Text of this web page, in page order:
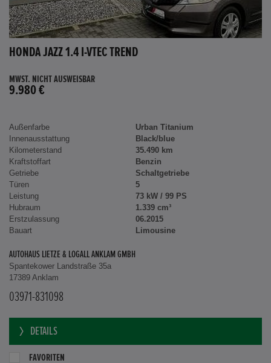
HONDA JAZZ 1.4 I-VTEC TREND
MWST. NICHT AUSWEISBAR
9.980 €
Außenfarbe
Urban Titanium
Innenausstattung
Black/blue
Kilometerstand
35.490 km
Kraftstoffart
Benzin
Getriebe
Schaltgetriebe
Türen
5
Leistung
73 kW / 99 PS
Hubraum
1.339 cm³
Erstzulassung
06.2015
Bauart
Limousine
AUTOHAUS LIETZE & LOGALL ANKLAM GMBH
Spantekower Landstraße 35a
17389 Anklam
03971-831098
DETAILS
FAVORITEN